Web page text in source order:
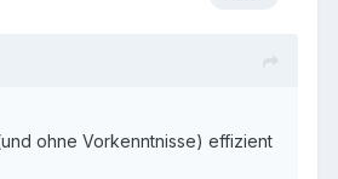
zumindest ein Minus zwischen
ohne Vorkenntnisse) effizient